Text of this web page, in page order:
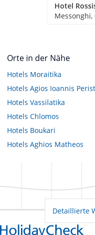
Hotel
Orte in der Nähe
Hotels Moraitika
Hotels Agios Ioannis
Hotels Vassilatika
Hotels Chlomos
Hotels Boukari
Hotels Aghios Matheos
Detaillierte